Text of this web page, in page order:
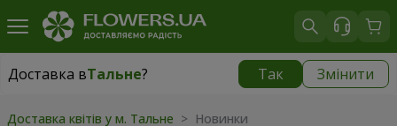
Доставка вТальне? Так Змінити
Доставка вТальне|
Доставка квітів у м. Тальне > Новинки